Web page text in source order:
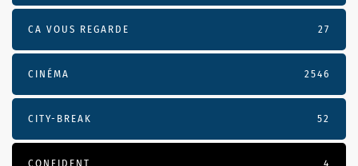
CA VOUS REGARDE 27
CINÉMA 2546
CITY-BREAK 52
CONFIDENT 4